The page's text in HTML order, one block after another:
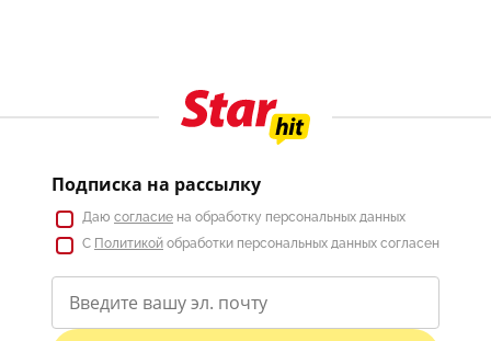
Подписка на рассылку
Даю согласие на обработку персональных данных
С Политикой обработки персональных данных согласен